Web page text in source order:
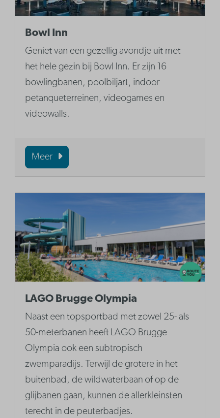
Bowl Inn
Geniet van een gezellig avondje uit met
het hele gezin bij Bowl Inn. Er zijn 16
bowlingbanen, poolbiljart, indoor
petanqueterreinen, videogames en
videowalls.
Meer
LAGO Brugge Olympia
Naast een topsportbad met zowel 25- als
50-meterbanen heeft LAGO Brugge
Olympia ook een subtropisch
zwemparadijs. Terwijl de grotere in het
buitenbad, de wildwaterbaan of op de
glijbanen gaan, kunnen de allerkleinsten
terecht in de peuterbadjes.